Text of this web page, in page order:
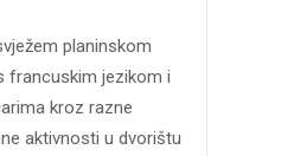
planinskom
francuskim jezikom i
kroz razne
aktivnosti u dvorištu